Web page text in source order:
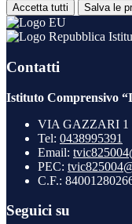
Accetta tutti Salva le
Contatti
Istituto Comprensivo
VIA GAZZARI 1
Tel: 0438995391
Email:
PEC:
C.F.:
Seguici su